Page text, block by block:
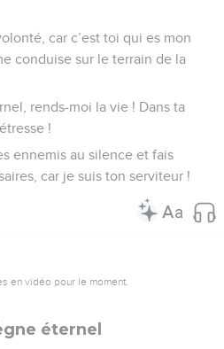
car c’est toi qui es mon
conduise sur le terrain de la
rends-moi la vie ! Dans ta
!
ennemis au silence et fais
car je suis ton serviteur !
en vidéo pour le moment.
éternel